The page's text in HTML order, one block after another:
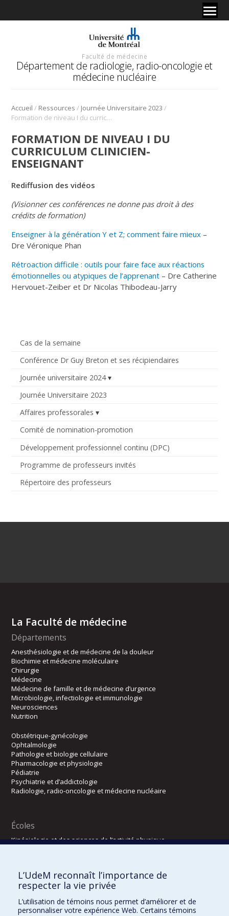
Faculté de médecine
Département de radiologie, radio-oncologie et
médecine nucléaire
Accueil / Ressources / Journée Universitaire 2023 /
Formation de niveau I du curriculum clinicien-enseignant
Cas de la semaine
Conférence Dr Guy Breton et ses récipiendaires
Journée universitaire 2024
Journée Universitaire 2023
Affaires professorales
Comité de nomination-promotion
Développement professionnel continu (DPC)
Programme de professeurs invités
Répertoire des professeurs
FORMATION DE NIVEAU I DU
CURRICULUM CLINICIEN-
ENSEIGNANT
Rediffusion des vidéos
(Visionner ces conférences ne donne pas droit à des
crédits de formation)
Enseigner à la génération Y et Z; comment faire mieux –
Dre Véronique Phan
Rétroaction difficile : outils pour faire face aux réactions
émotionnelles ou atypiques de l’apprenant – Dre Catherine
Hervouet-Zeiber et Dr Nicolas Thibodeau-Jarry
La Faculté de médecine
Départements
Anesthésiologie et de médecine de la douleur
Biochimie et médecine moléculaire
Chirurgie
Médecine
Médecine de famille et de médecine d’urgence
Microbiologie, infectiologie et immunologie
Neurosciences
Nutrition
Obstétrique-gynécologie
Ophtalmologie
Pathologie et biologie cellulaire
Pharmacologie et physiologie
Pédiatrie
Psychiatrie et d’addictologie
Radiologie, radio-oncologie et médecine nucléaire
Écoles
Kinésiologie et des sciences de l’activité physique
Directions
DPC
CPASS
L’UdeM reconnaît l’importance de
respecter la vie privée
L’utilisation de témoins nous permet d’améliorer et de
personnaliser votre expérience Web. Certains témoins